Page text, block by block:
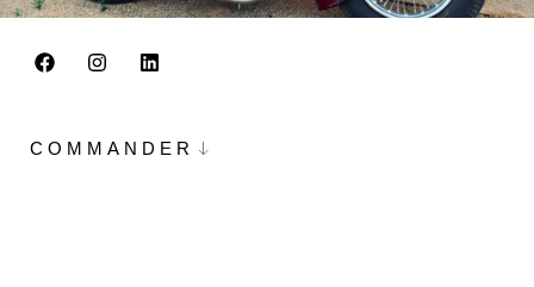
COMMANDER